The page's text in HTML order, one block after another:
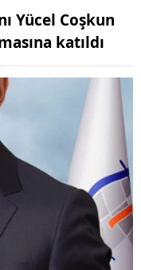
Yücel Coşkun
katıldı